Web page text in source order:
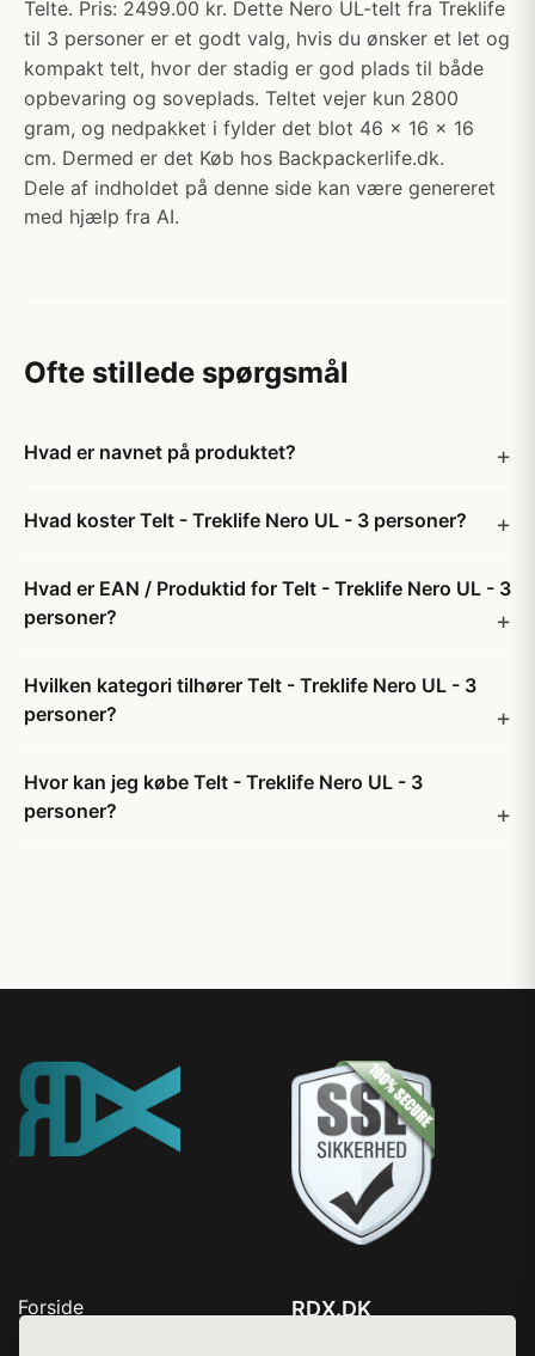
Telte. Pris: 2499.00 kr. Dette Nero UL-telt fra Treklife
til 3 personer er et godt valg, hvis du ønsker et let og
kompakt telt, hvor der stadig er god plads til både
opbevaring og soveplads. Teltet vejer kun 2800
gram, og nedpakket i fylder det blot 46 x 16 x 16
cm. Dermed er det Køb hos Backpackerlife.dk.
Dele af indholdet på denne side kan være genereret
med hjælp fra AI.
Ofte stillede spørgsmål
Hvad er navnet på produktet?
Hvad koster Telt - Treklife Nero UL - 3 personer?
Hvad er EAN / Produktid for Telt - Treklife Nero UL - 3
personer?
Hvilken kategori tilhører Telt - Treklife Nero UL - 3
personer?
Hvor kan jeg købe Telt - Treklife Nero UL - 3
personer?
Forside
RDX.DK